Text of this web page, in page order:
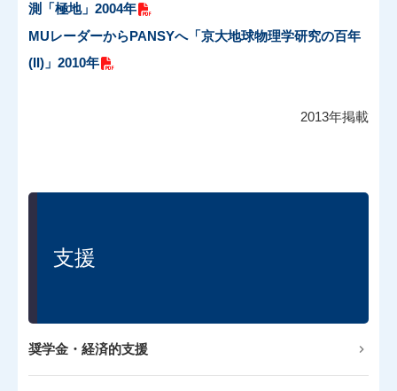
測「極地」2004年
MUレーダーからPANSYへ「京大地球物理学研究の百年
(II)」2010年
2013年掲載
支援
奨学金・経済的支援